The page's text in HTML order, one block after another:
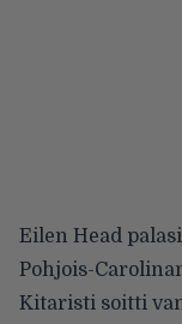
Eilen Head
Pohjois-
Kitaristi soitti